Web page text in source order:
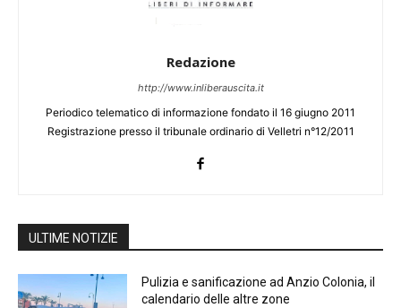
Redazione
http://www.inliberauscita.it
Periodico telematico di informazione fondato il 16 giugno 2011
Registrazione presso il tribunale ordinario di Velletri n°12/2011
ULTIME NOTIZIE
Pulizia e sanificazione ad Anzio Colonia, il
calendario delle altre zone